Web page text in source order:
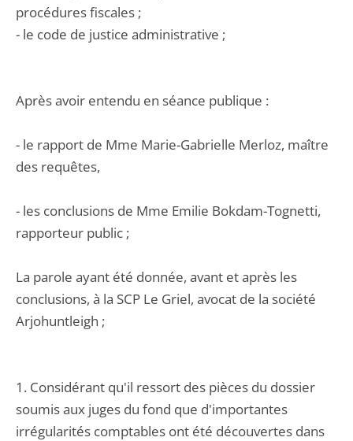
procédures fiscales ;
- le code de justice administrative ;
Après avoir entendu en séance publique :
- le rapport de Mme Marie-Gabrielle Merloz, maître
des requêtes,
- les conclusions de Mme Emilie Bokdam-Tognetti,
rapporteur public ;
La parole ayant été donnée, avant et après les
conclusions, à la SCP Le Griel, avocat de la société
Arjohuntleigh ;
1. Considérant qu'il ressort des pièces du dossier
soumis aux juges du fond que d'importantes
irrégularités comptables ont été découvertes dans